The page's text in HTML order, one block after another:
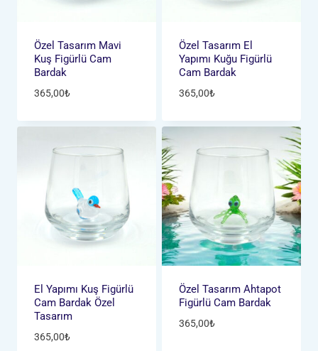
Özel Tasarım Mavi
Kuş Figürlü Cam
Bardak
365,00₺
Özel Tasarım El
Yapımı Kuğu Figürlü
Cam Bardak
365,00₺
El Yapımı Kuş Figürlü
Cam Bardak Özel
Tasarım
365,00₺
Özel Tasarım Ahtapot
Figürlü Cam Bardak
365,00₺